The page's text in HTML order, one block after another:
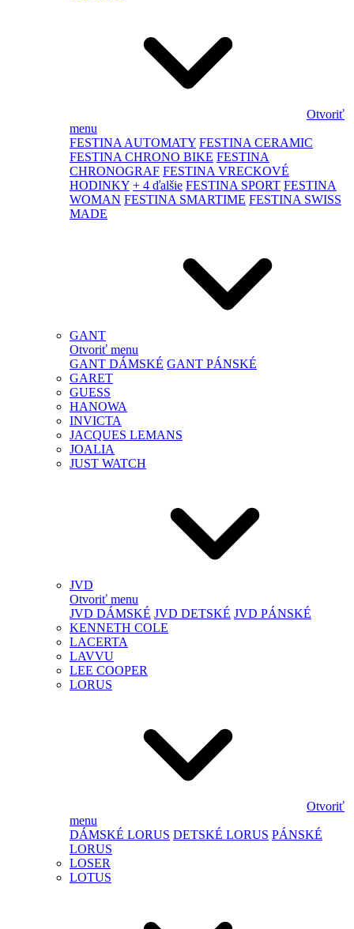
Otvoriť
menu
FESTINA AUTOMATY FESTINA CERAMIC
FESTINA CHRONO BIKE FESTINA
CHRONOGRAF FESTINA VRECKOVÉ
HODINKY + 4 ďalšie FESTINA SPORT FESTINA
WOMAN FESTINA SMARTIME FESTINA SWISS
MADE
GANT
Otvoriť menu
GANT DÁMSKÉ GANT PÁNSKÉ
GARET
GUESS
HANOWA
INVICTA
JACQUES LEMANS
JOALIA
JUST WATCH
JVD
Otvoriť menu
JVD DÁMSKÉ JVD DETSKÉ JVD PÁNSKÉ
KENNETH COLE
LACERTA
LAVVU
LEE COOPER
LORUS
Otvoriť
menu
DÁMSKÉ LORUS DETSKÉ LORUS PÁNSKÉ
LORUS
LOSER
LOTUS